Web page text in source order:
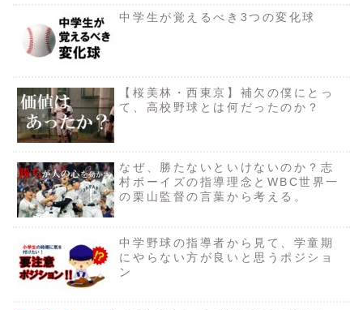
中学生が覚えるべき3つの変化球
【桜美林・西東京】補欠の僕にとっ
て、高校野球とは何だったのか？
なぜ、勝たないといけないのか？志
村ボーイズの指導理念とWBC世界一
の栗山監督の言葉から考える。
中学野球の指導者から見て、学童期
にやらない方が良いと思うポジショ
ン